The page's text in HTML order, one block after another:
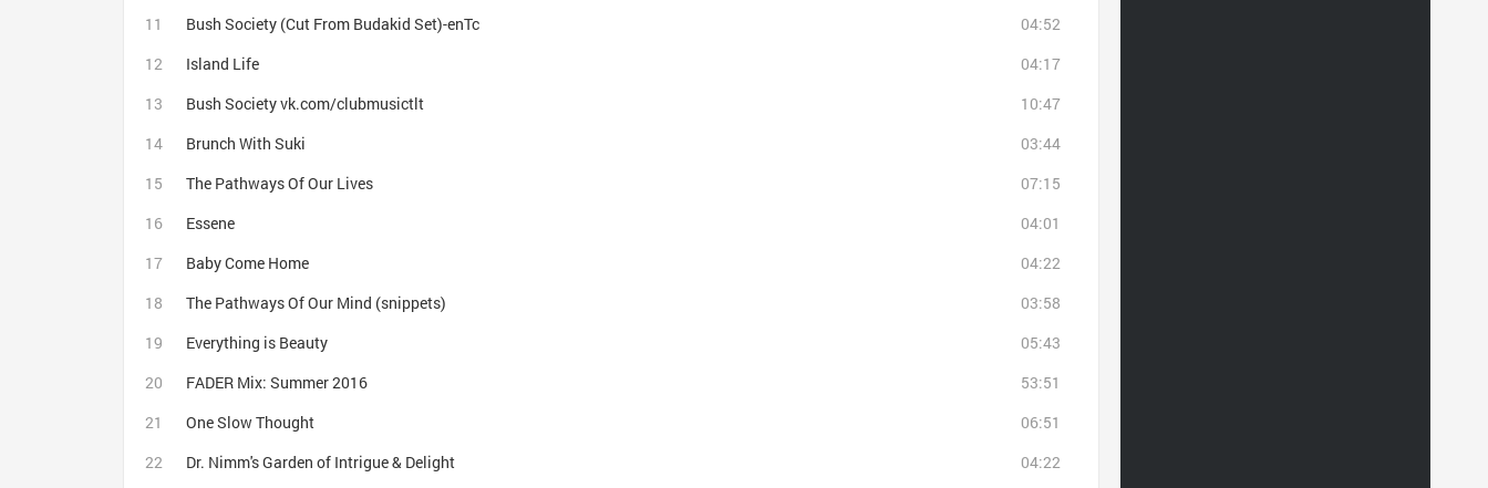
Bush Society (Cut From Budakid Set)-enTc
04:52
Island Life
04:17
Bush Society vk.com/clubmusictlt
10:47
Brunch With Suki
03:44
The Pathways Of Our Lives
07:15
Essene
04:01
Baby Come Home
04:22
The Pathways Of Our Mind (snippets)
03:58
Everything is Beauty
05:43
FADER Mix: Summer 2016
53:51
One Slow Thought
06:51
Dr. Nimm's Garden of Intrigue & Delight
04:22